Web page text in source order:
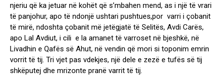
njeriu që ka jetuar në kohët që s’mbahen mend, as i një të vrari
të panjohur, apo të ndonjë ushtari pushtues,por varri i çobanit
të mirë, ndoshta çobanit më jetëgjatë të Selitës, Avdi Carës,
apo Lal Avdiut, i cili e la amanet të varroset në bjeshkë, në
Livadhin e Qafës së Ahut, në vendin që mori si toponim emrin
vorrit të tij. Tri vjet pas vdekjes, një dele e zezë e tufës së tij
shkëputej dhe mrizonte pranë varrit të tij.